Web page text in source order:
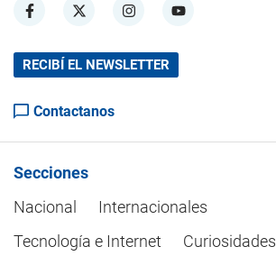
RECIBÍ EL NEWSLETTER
Contactanos
Secciones
Nacional
Internacionales
Tecnología e Internet
Curiosidades